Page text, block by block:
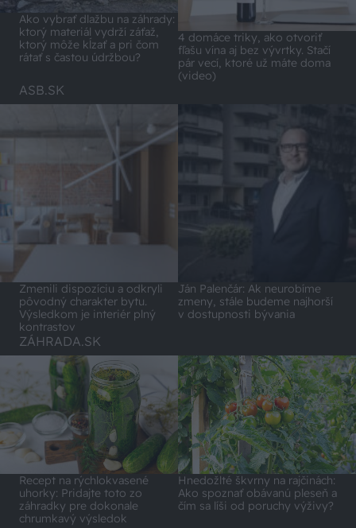
Ako vybrať dlažbu na záhrady:
ktorý materiál vydrží záťaž,
ktorý môže kĺzať a pri čom
rátať s častou údržbou?
4 domáce triky, ako otvoriť
fľašu vína aj bez vývrtky. Stačí
pár vecí, ktoré už máte doma
(video)
ASB.SK
Zmenili dispozíciu a odkryli
pôvodný charakter bytu.
Výsledkom je interiér plný
kontrastov
Ján Palenčár: Ak neurobíme
zmeny, stále budeme najhorší
v dostupnosti bývania
ZÁHRADA.SK
Recept na rýchlokvasené
uhorky: Pridajte toto zo
záhradky pre dokonale
chrumkavý výsledok
Hnedožlté škvrny na rajčinách:
Ako spoznať obávanú pleseň a
čím sa líši od poruchy výživy?